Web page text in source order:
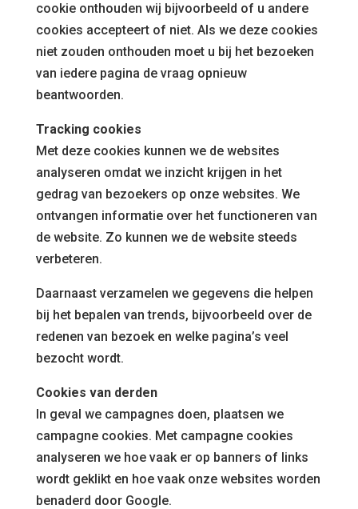
cookie onthouden wij bijvoorbeeld of u andere
cookies accepteert of niet. Als we deze cookies
niet zouden onthouden moet u bij het bezoeken
van iedere pagina de vraag opnieuw
beantwoorden.
Tracking cookies
Met deze cookies kunnen we de websites
analyseren omdat we inzicht krijgen in het
gedrag van bezoekers op onze websites. We
ontvangen informatie over het functioneren van
de website. Zo kunnen we de website steeds
verbeteren.
Daarnaast verzamelen we gegevens die helpen
bij het bepalen van trends, bijvoorbeeld over de
redenen van bezoek en welke pagina’s veel
bezocht wordt.
Cookies van derden
In geval we campagnes doen, plaatsen we
campagne cookies. Met campagne cookies
analyseren we hoe vaak er op banners of links
wordt geklikt en hoe vaak onze websites worden
benaderd door Google.